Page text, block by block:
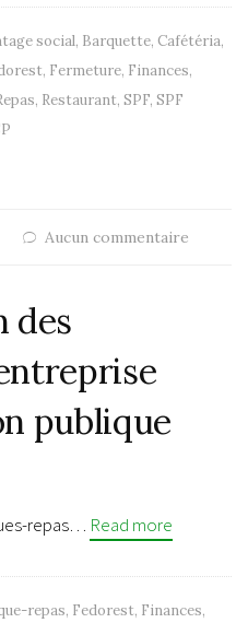
social, Barquette, Cafétéria,
, Fermeture, Finances,
, Restaurant, SPF, SPF
Aucun commentaire
des
publique
repas… Read more
repas, Fedorest, Finances,